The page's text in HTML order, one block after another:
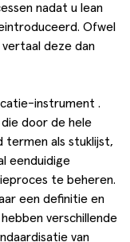
nadat u lean
Ofwel
deze dan
instrument .
door de hele
termen als stuklijst,
eenduidige
te beheren.
een definitie en
verschillende
van